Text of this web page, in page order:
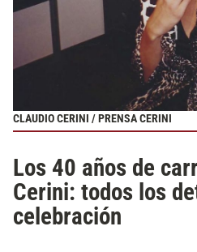
CLAUDIO CERINI / PRENSA CERINI
Los 40 años de
Cerini: todos los
celebración